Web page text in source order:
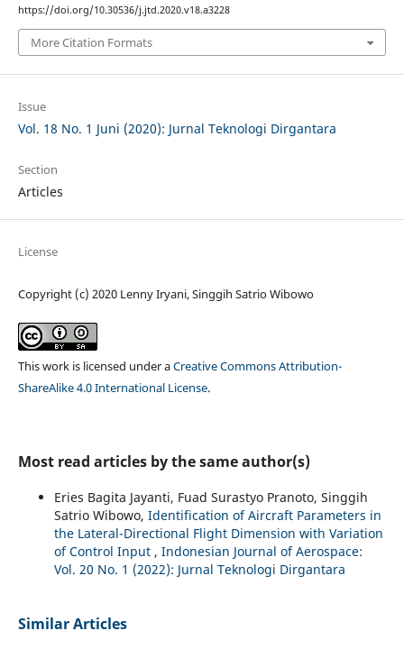
https://doi.org/10.30536/j.jtd.2020.v18.a3228
More Citation Formats
Issue
Vol. 18 No. 1 Juni (2020): Jurnal Teknologi Dirgantara
Section
Articles
License
Copyright (c) 2020 Lenny Iryani, Singgih Satrio Wibowo
This work is licensed under aCreative Commons Attribution-
ShareAlike 4.0 International License.
Most read articles by the same author(s)
Eries Bagita Jayanti, Fuad Surastyo Pranoto, Singgih
Satrio Wibowo, Identification of Aircraft Parameters in
the Lateral-Directional Flight Dimension with Variation
of Control Input , Indonesian Journal of Aerospace:
Vol. 20 No. 1 (2022): Jurnal Teknologi Dirgantara
Similar Articles